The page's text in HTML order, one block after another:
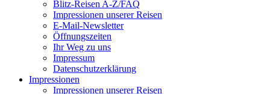
Blitz-Reisen A-Z/FAQ
Impressionen unserer Reisen
E-Mail-Newsletter
Öffnungszeiten
Ihr Weg zu uns
Impressum
Datenschutzerklärung
Impressionen
Impressionen unserer Reisen